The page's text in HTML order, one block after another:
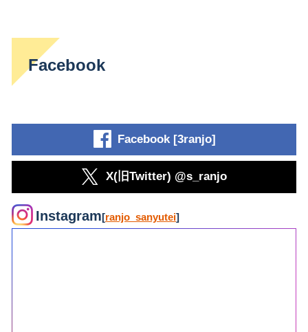
Facebook
Facebook [3ranjo]
X(旧Twitter) @s_ranjo
Instagram[ranjo_sanyutei]